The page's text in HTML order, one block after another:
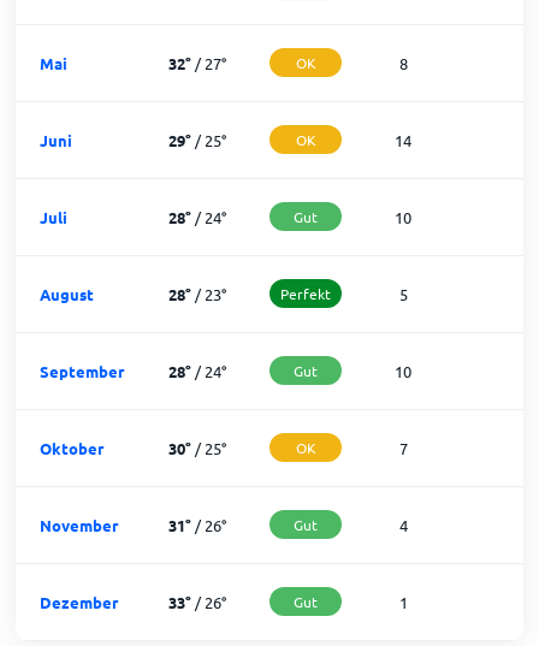
Mai 32°/27° OK 8
Juni 29°/25° OK 14
Juli 28°/24° Gut 10
August 28°/23° Perfekt 5
September 28°/24° Gut 10
Oktober 30°/25° OK 7
November 31°/26° Gut 4
Dezember 33°/26° Gut 1